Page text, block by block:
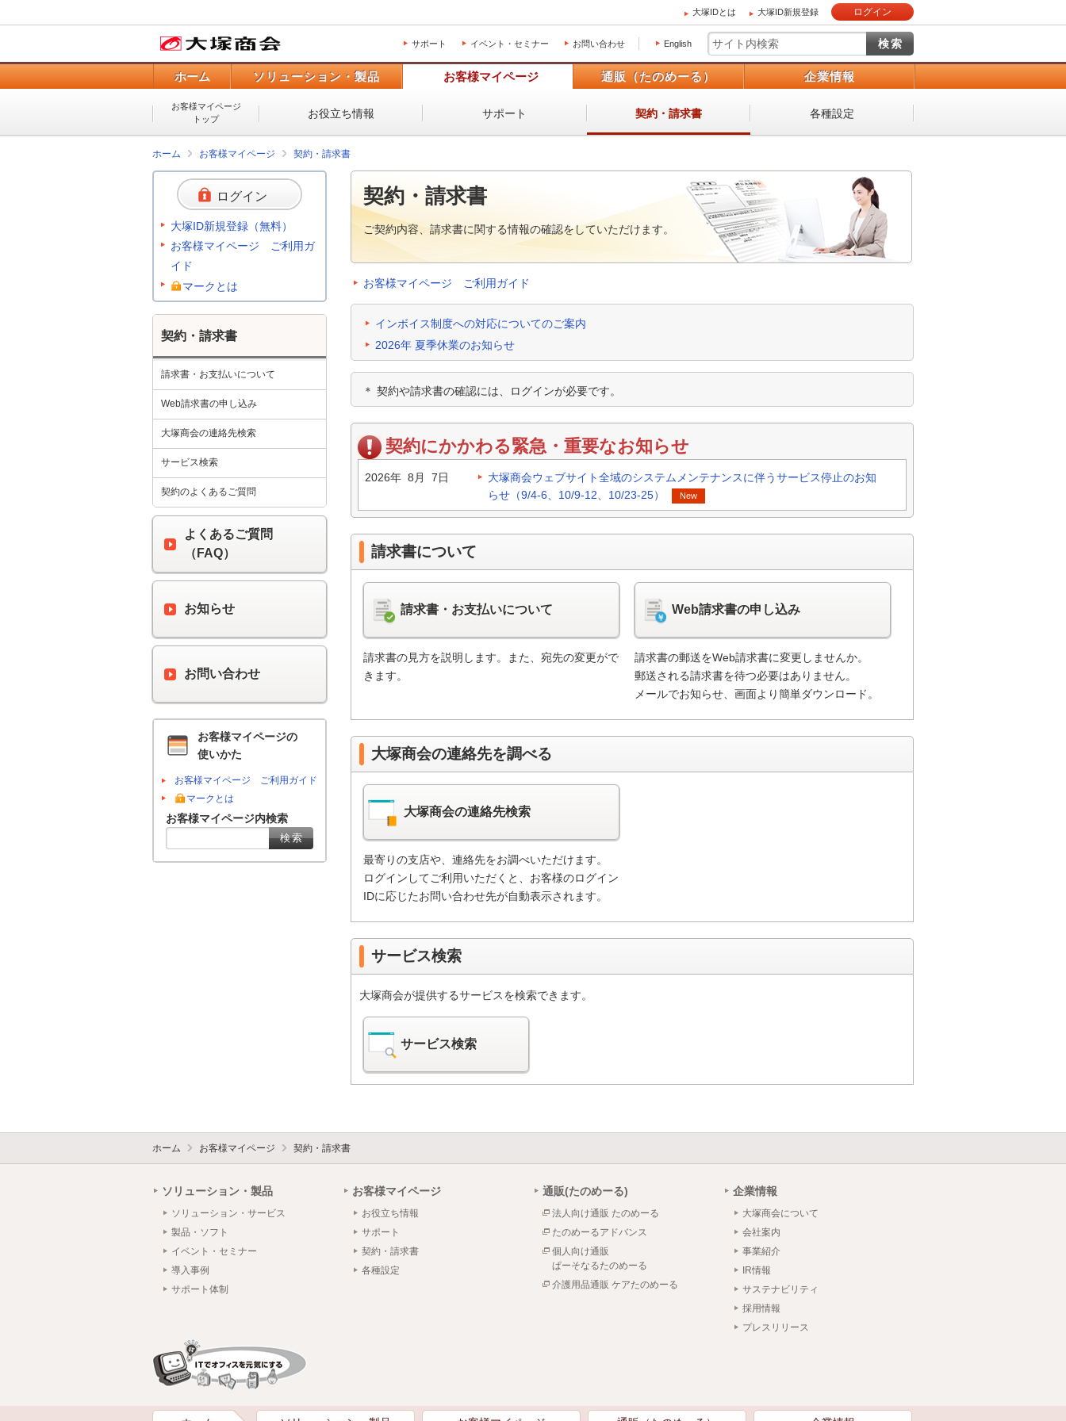
大塚IDとは 大塚ID新規登録 ログイン
サポート イベント・セミナー お問い合わせ English
ホーム ソリューション・製品 お客様マイページ 通販（たのめーる） 企業情報
お客様マイページ
トップ
お役立ち情報 サポート 契約・請求書 各種設定
ホーム お客様マイページ 契約・請求書
契約・請求書
ご契約内容、請求書に関する情報の確認をしていただけます。
お客様マイページ ご利用ガイド
インボイス制度への対応についてのご案内
2026年 夏季休業のお知らせ
＊ 契約や請求書の確認には、ログインが必要です。
契約にかかわる緊急・重要なお知らせ
2026年 8月 7日
大塚商会ウェブサイト全域のシステムメンテナンスに伴うサービス停止のお知
らせ（9/4-6、10/9-12、10/23-25）
New
請求書について
請求書・お支払いについて
請求書の見方を説明します。また、宛先の変更がで
きます。
Web請求書の申し込み
請求書の郵送をWeb請求書に変更しませんか。
郵送される請求書を待つ必要はありません。
メールでお知らせ、画面より簡単ダウンロード。
大塚商会の連絡先を調べる
大塚商会の連絡先検索
最寄りの支店や、連絡先をお調べいただけます。
ログインしてご利用いただくと、お客様のログイン
IDに応じたお問い合わせ先が自動表示されます。
サービス検索
大塚商会が提供するサービスを検索できます。
サービス検索
ログイン
大塚ID新規登録（無料）
お客様マイページ ご利用ガ
イド
マークとは
契約・請求書
請求書・お支払いについて
Web請求書の申し込み
大塚商会の連絡先検索
サービス検索
契約のよくあるご質問
よくあるご質問
（FAQ）
お知らせ
お問い合わせ
お客様マイページの
使いかた
お客様マイページ ご利用ガイド
マークとは
お客様マイページ内検索
ホーム お客様マイページ 契約・請求書
ソリューション・製品
ソリューション・サービス
製品・ソフト
イベント・セミナー
導入事例
サポート体制
お客様マイページ
お役立ち情報
サポート
契約・請求書
各種設定
通販(たのめーる)
法人向け通販 たのめーる
たのめーるアドバンス
個人向け通販
ぱーそなるたのめーる
介護用品通販 ケアたのめーる
企業情報
大塚商会について
会社案内
事業紹介
IR情報
サステナビリティ
採用情報
プレスリリース